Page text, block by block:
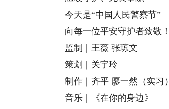
今天是“中国人民警察节”
向每一位平安守护者致敬！
监制｜王薇 张琼文
策划｜关宇玲
制作｜齐平 廖一然（实习）
音乐｜《在你的身边》